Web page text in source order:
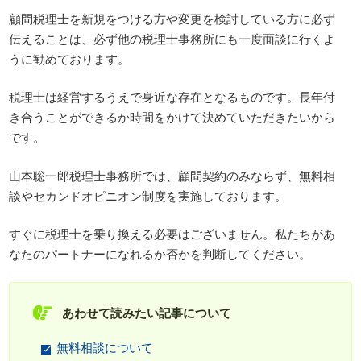
顧問税理士を新規をつける方や変更を検討している方に必ず
伝えることは、必ず他の税理士事務所にも一度面談に行くよ
うに勧めております。
税理士は経営するうえで身近な存在となるものです。長年付
き合うことができるか時間をかけて決めていただきたいから
です。
山本聡一郎税理士事務所では、顧問契約のみならず、無料相
談やセカンドオピニオン制度を実施しております。
すぐに税理士を乗り換える必要はございません。私たちがあ
なたのパートナーになれるか否かを判断してください。
あわせて読みたい記事について
無料相談について